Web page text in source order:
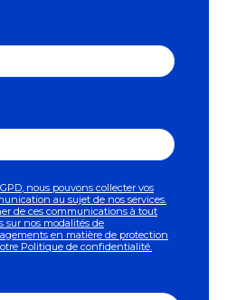
nous pouvons collecter vos
au sujet de nos services.
de ces communications à tout
sur nos modalités de
en matière de protection
Politique de confidentialité.